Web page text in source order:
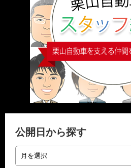
公開日から探す